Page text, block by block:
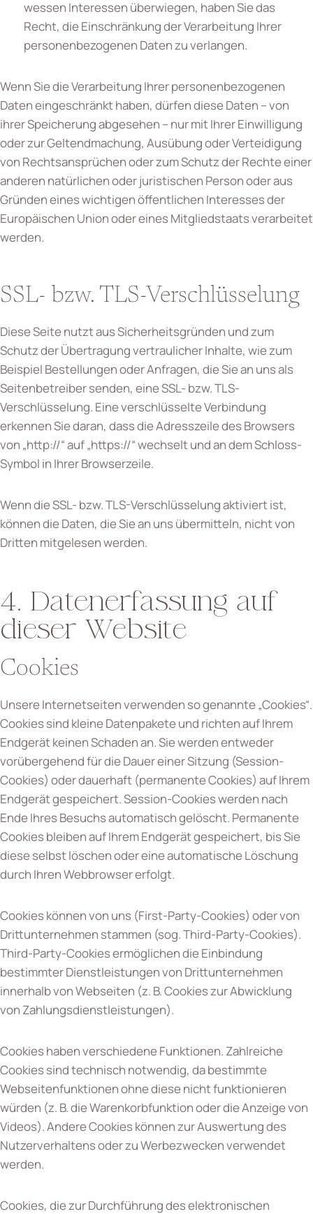
wessen Interessen überwiegen, haben Sie das
Recht, die Einschränkung der Verarbeitung Ihrer
personenbezogenen Daten zu verlangen.
Wenn Sie die Verarbeitung Ihrer personenbezogenen
Daten eingeschränkt haben, dürfen diese Daten – von
ihrer Speicherung abgesehen – nur mit Ihrer Einwilligung
oder zur Geltendmachung, Ausübung oder Verteidigung
von Rechtsansprüchen oder zum Schutz der Rechte einer
anderen natürlichen oder juristischen Person oder aus
Gründen eines wichtigen öffentlichen Interesses der
Europäischen Union oder eines Mitgliedstaats verarbeitet
werden.
SSL- bzw. TLS-Verschlüsselung
Diese Seite nutzt aus Sicherheitsgründen und zum
Schutz der Übertragung vertraulicher Inhalte, wie zum
Beispiel Bestellungen oder Anfragen, die Sie an uns als
Seitenbetreiber senden, eine SSL- bzw. TLS-
Verschlüsselung. Eine verschlüsselte Verbindung
erkennen Sie daran, dass die Adresszeile des Browsers
von „http://“ auf „https://“ wechselt und an dem Schloss-
Symbol in Ihrer Browserzeile.
Wenn die SSL- bzw. TLS-Verschlüsselung aktiviert ist,
können die Daten, die Sie an uns übermitteln, nicht von
Dritten mitgelesen werden.
4. Datenerfassung auf
dieser Website
Cookies
Unsere Internetseiten verwenden so genannte „Cookies“.
Cookies sind kleine Datenpakete und richten auf Ihrem
Endgerät keinen Schaden an. Sie werden entweder
vorübergehend für die Dauer einer Sitzung (Session-
Cookies) oder dauerhaft (permanente Cookies) auf Ihrem
Endgerät gespeichert. Session-Cookies werden nach
Ende Ihres Besuchs automatisch gelöscht. Permanente
Cookies bleiben auf Ihrem Endgerät gespeichert, bis Sie
diese selbst löschen oder eine automatische Löschung
durch Ihren Webbrowser erfolgt.
Cookies können von uns (First-Party-Cookies) oder von
Drittunternehmen stammen (sog. Third-Party-Cookies).
Third-Party-Cookies ermöglichen die Einbindung
bestimmter Dienstleistungen von Drittunternehmen
innerhalb von Webseiten (z. B. Cookies zur Abwicklung
von Zahlungsdienstleistungen).
Cookies haben verschiedene Funktionen. Zahlreiche
Cookies sind technisch notwendig, da bestimmte
Webseitenfunktionen ohne diese nicht funktionieren
würden (z. B. die Warenkorbfunktion oder die Anzeige von
Videos). Andere Cookies können zur Auswertung des
Nutzerverhaltens oder zu Werbezwecken verwendet
werden.
Cookies, die zur Durchführung des elektronischen